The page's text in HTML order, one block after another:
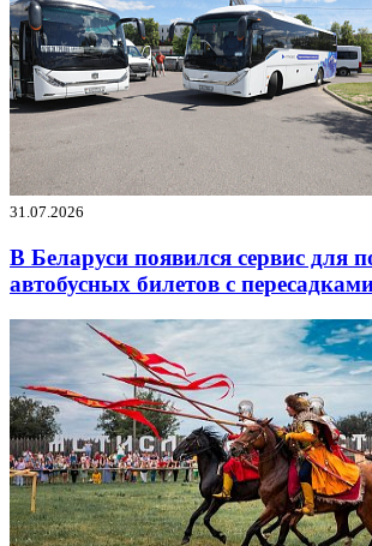
31.07.2026
В Беларуси появился сервис для
автобусных билетов с